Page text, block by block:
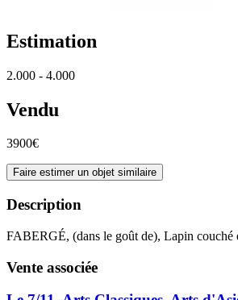
Estimation
2.000 - 4.000
Vendu
3900€
Faire estimer un objet similaire
Description
FABERGÉ, (dans le goût de), Lapin couché
Vente associée